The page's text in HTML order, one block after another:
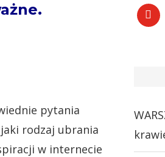
pytania
rodzaj ubrania
w internecie